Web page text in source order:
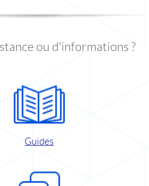
ou d'informations ?
Guides